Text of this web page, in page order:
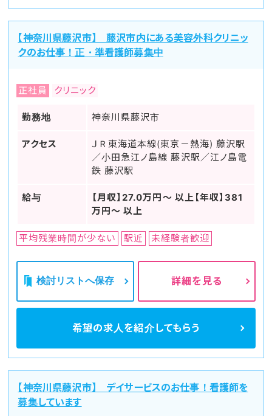
【神奈川県藤沢市】 藤沢市内にある美容外科クリニッ
クのお仕事！正・準看護師募集中
正社員 クリニック
勤務地 神奈川県藤沢市
アクセス
ＪＲ東海道本線(東京－熱海) 藤沢駅
／小田急江ノ島線 藤沢駅／江ノ島電
鉄 藤沢駅
給与
【月収】27.0万円～ 以上【年収】381
万円～ 以上
平均残業時間が少ない 駅近 未経験者歓迎
検討リストへ保存 詳細を見る
希望の求人を紹介してもらう
【神奈川県藤沢市】 デイサービスのお仕事！看護師を
募集しています